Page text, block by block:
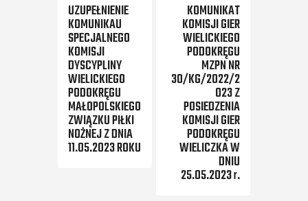
UZUPEŁNIENIE
KOMUNIKAU
SPECJALNEGO
KOMISJI
DYSCYPLINY
WIELICKIEGO
PODOKRĘGU
MAŁOPOLSKIEGO
ZWIĄZKU PIŁKI
NOŻNEJ Z DNIA
11.05.2023 ROKU
KOMUNIKAT
KOMISJI GIER
WIELICKIEGO
PODOKRĘGU
MZPN NR
30/KG/2022/2
023 Z
POSIEDZENIA
KOMISJI GIER
PODOKRĘGU
WIELICZKA W
DNIU
25.05.2023 r.